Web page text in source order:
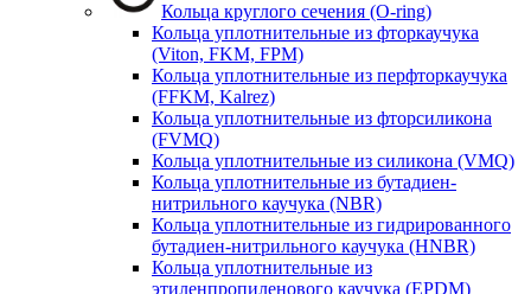
Кольца круглого сечения (O-ring)
Кольца уплотнительные из фторкаучука
(Viton, FKM, FPM)
Кольца уплотнительные из перфторкаучука
(FFKM, Kalrez)
Кольца уплотнительные из фторсиликона
(FVMQ)
Кольца уплотнительные из силикона (VMQ)
Кольца уплотнительные из бутадиен-
нитрильного каучука (NBR)
Кольца уплотнительные из гидрированного
бутадиен-нитрильного каучука (HNBR)
Кольца уплотнительные из
этиленпропиленового каучука (EPDM)